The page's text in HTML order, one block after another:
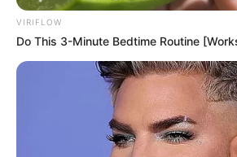
VIRIFLOW
Do This 3-Minute Bedtime Routine